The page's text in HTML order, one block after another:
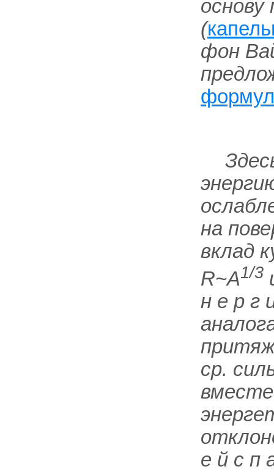
основу
(
фон
на
вклад
R~A1/3
н е р г
ср.
е й с п